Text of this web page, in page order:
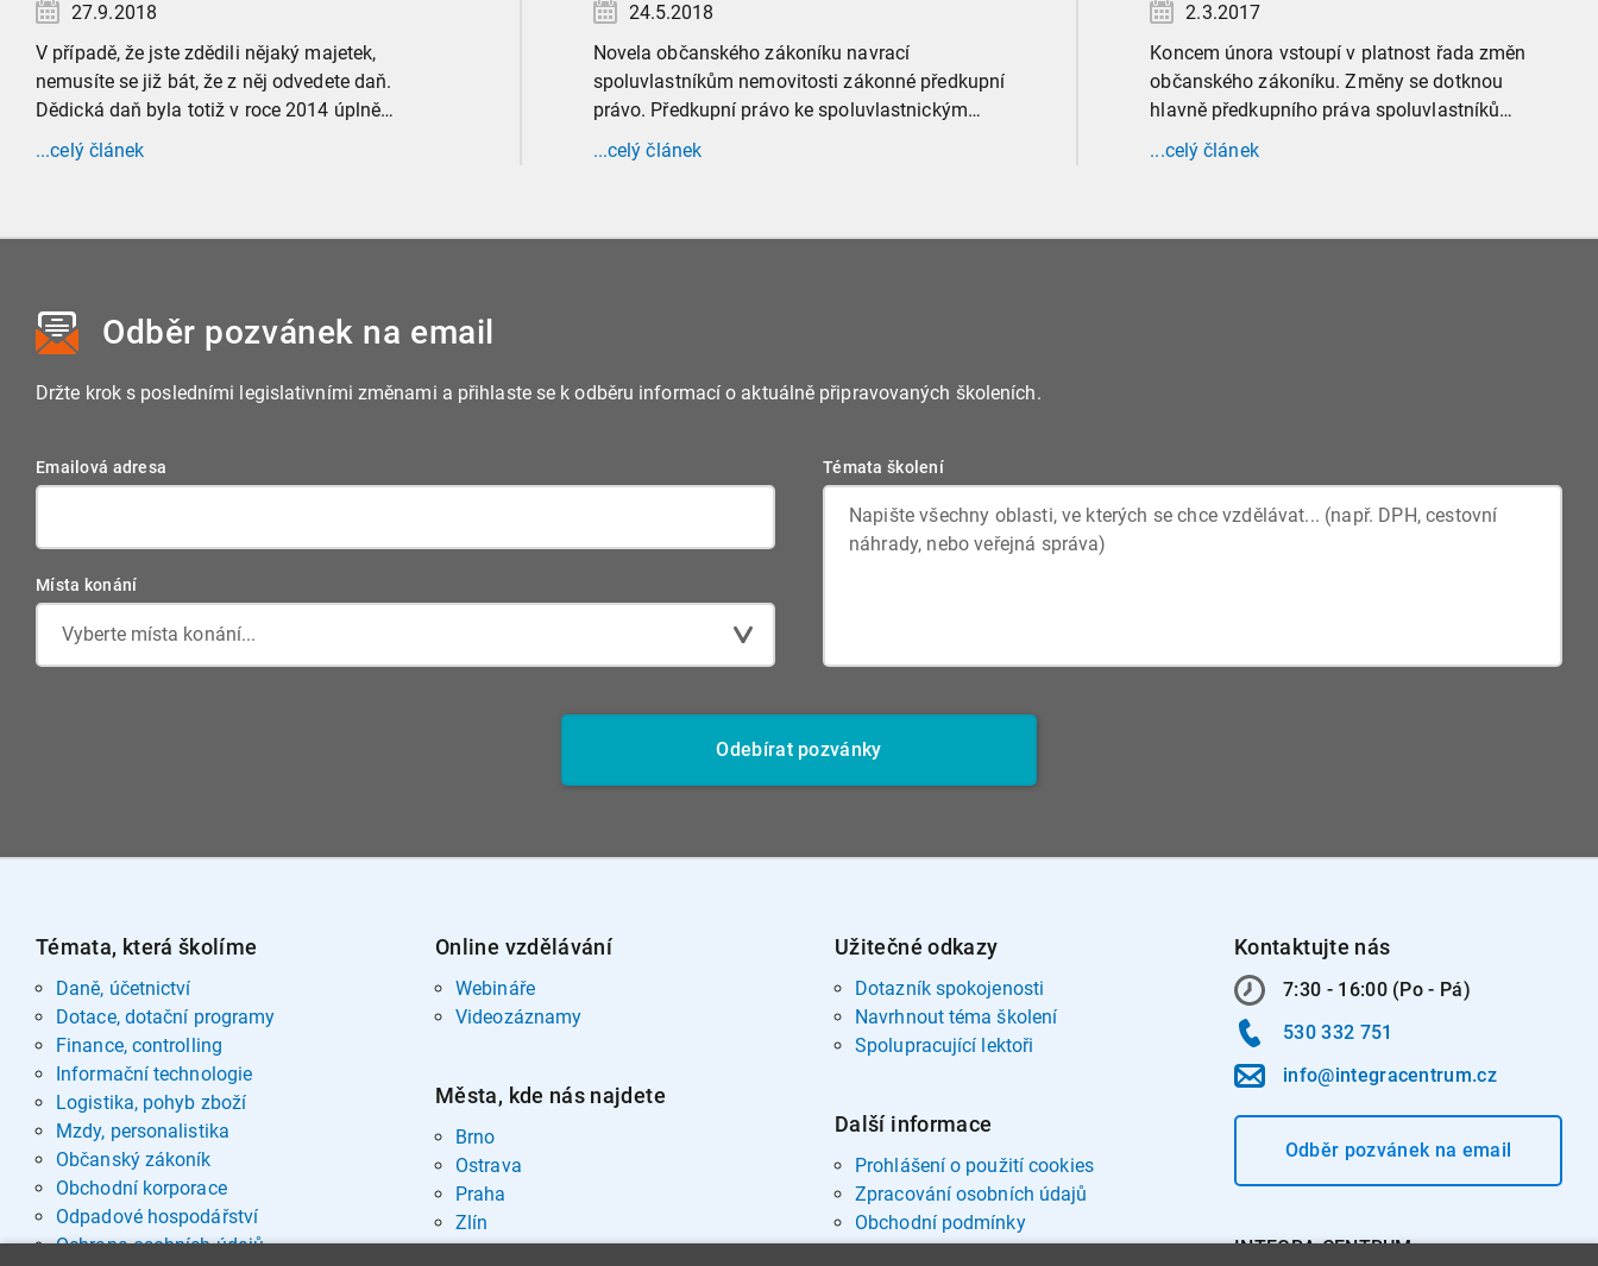
27.9.2018
V případě, že jste zdědili nějaký majetek,
nemusíte se již bát, že z něj odvedete daň.
Dědická daň byla totiž v roce 2014 úplně
zrušena. V současnosti se hovoří o tzv.
bezúplatném nabytí a dle zákona je osvobozeno
...celý článek
24.5.2018
Novela občanského zákoníku navrací
spoluvlastníkům nemovitosti zákonné předkupní
právo. Předkupní právo ke spoluvlastnickým
podílům na nemovitých věcech začalo nově
platit od začátku letošního roku.
...celý článek
2.3.2017
Koncem února vstoupí v platnost řada změn
občanského zákoníku. Změny se dotknou
hlavně předkupního práva spoluvlastníků
nemovitostí, výše kauce u nájmu bytu a domu a
rozšíření režimu inženýrských sítí na všechny
...celý článek
Odběr pozvánek na email
Držte krok s posledními legislativními změnami a přihlaste se k odběru informací o aktuálně připravovaných školeních.
Emailová adresa
Místa konání
Vyberte místa konání...
Témata školení
Odebírat pozvánky
Témata, která školíme
Daně, účetnictví
Dotace, dotační programy
Finance, controlling
Informační technologie
Logistika, pohyb zboží
Mzdy, personalistika
Občanský zákoník
Obchodní korporace
Odpadové hospodářství
Ochrana osobních údajů
Online vzdělávání
Webináře
Videozáznamy
Města, kde nás najdete
Brno
Ostrava
Praha
Zlín
Užitečné odkazy
Dotazník spokojenosti
Navrhnout téma školení
Spolupracující lektoři
Další informace
Prohlášení o použití cookies
Zpracování osobních údajů
Obchodní podmínky
Kontaktujte nás
7:30 - 16:00 (Po - Pá)
530 332 751
info@integracentrum.cz
Odběr pozvánekna email
INTEGRA CENTRUM s.r.o.